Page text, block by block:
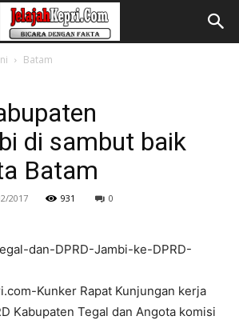
Batam
di sambut baik
Batam
2017 931 0
Kunker Rapat Kunjungan kerja
Kabupaten Tegal dan Angota komisi